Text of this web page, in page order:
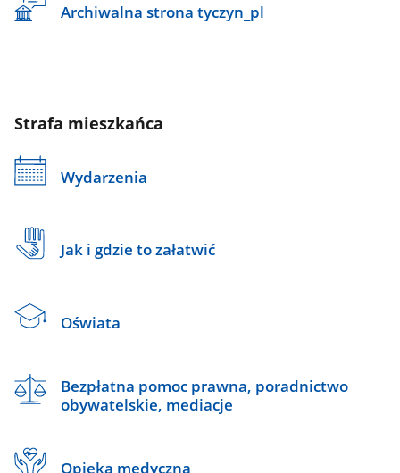
Archiwalna strona tyczyn_pl
Strafa mieszkańca
Wydarzenia
Jak i gdzie to załatwić
Oświata
Bezpłatna pomoc prawna, poradnictwo
obywatelskie, mediacje
Opieka medyczna